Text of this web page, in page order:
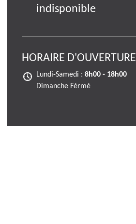
indisponible
HORAIRE D'OUVERTURE
Lundi-Samedi : 8h00 - 18h00
Dimanche Férmé